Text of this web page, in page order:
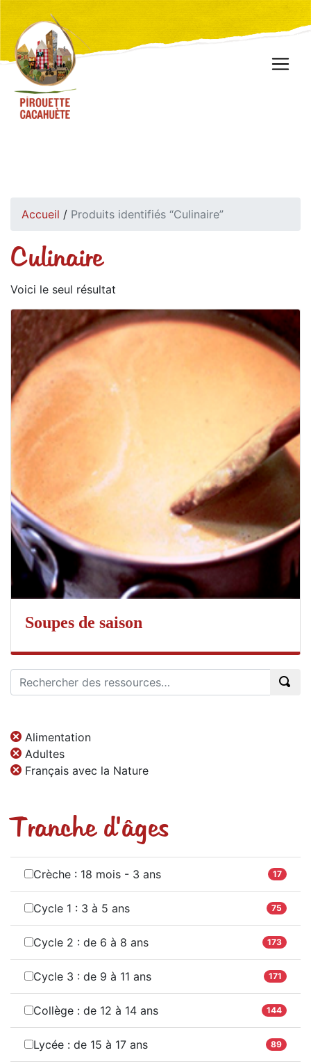
Accueil / Produits identifiés “Culinaire”
Culinaire
Voici le seul résultat
Soupes de saison
Alimentation
Adultes
Français avec la Nature
Tranche d'âges
Crèche : 18 mois - 3 ans 17
Cycle 1 : 3 à 5 ans 75
Cycle 2 : de 6 à 8 ans 173
Cycle 3 : de 9 à 11 ans 171
Collège : de 12 à 14 ans 144
Lycée : de 15 à 17 ans 89